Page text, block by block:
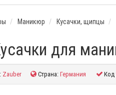
Маникюр Кусачки, щипцы
для
Zauber Страна:Германия Код